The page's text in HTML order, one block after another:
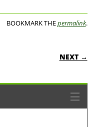
BOOKMARK THEpermalink.
NEXT →